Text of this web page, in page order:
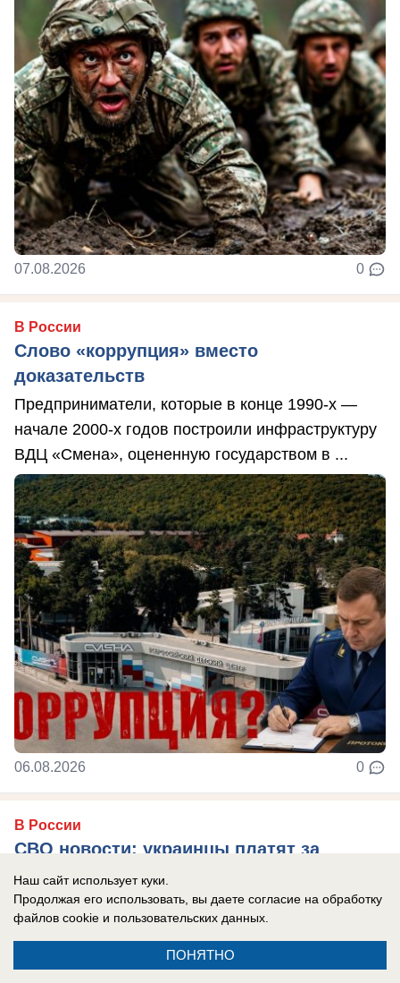
07.08.2026 0
В России
Слово «коррупция» вместо
доказательств
Предприниматели, которые в конце 1990-х —
начале 2000-х годов построили инфраструктуру
ВДЦ «Смена», оцененную государством в ...
06.08.2026 0
В России
СВО новости: украинцы платят за
«похищения» с учений, Трамп отказал
Украине в ракетах Patriot, боевики ВСУ
тонут при форсировании Северского
Наш сайт использует куки.
Продолжая его использовать, вы даете согласие на обработку
файлов cookie и пользовательских данных.
ПОНЯТНО